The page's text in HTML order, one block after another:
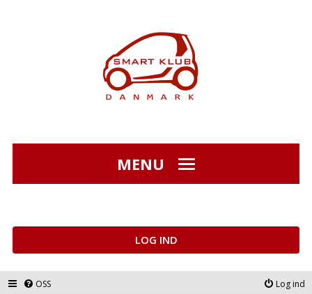
MENU
LOG IND
OSS
Log ind